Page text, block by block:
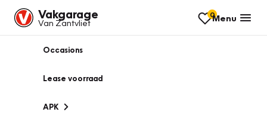
Vakgarage
Van Zantvliet
0Menu
Occasions
Lease voorraad
APK